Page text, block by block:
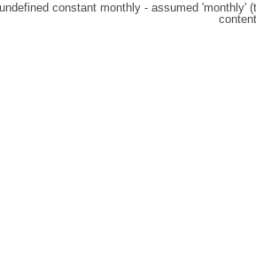
constant monthly - assumed 'monthly'